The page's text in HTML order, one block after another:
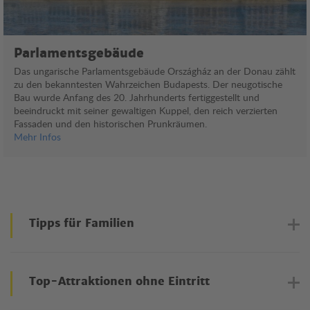
Parlamentsgebäude
Das ungarische Parlamentsgebäude Országház an der Donau zählt
zu den bekanntesten Wahrzeichen Budapests. Der neugotische
Bau wurde Anfang des 20. Jahrhunderts fertiggestellt und
beeindruckt mit seiner gewaltigen Kuppel, den reich verzierten
Fassaden und den historischen Prunkräumen.
Mehr Infos
Tipps für Familien
Erlebnisse für Kinder, Budapest hält auch für Familien
abwechslungsreiche Aktivitäten bereit.
Top-Attraktionen ohne Eintritt